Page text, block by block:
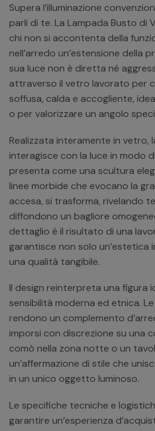
Supera l’illuminazione
parli di te. La Lampada Busto di
chi non si accontenta della
nell’arredo un’estensione della
sua luce non è diretta né
attraverso il vetro lavorato per
soffusa, calda e accogliente,
o per valorizzare un angolo
Realizzata interamente in vetro,
interagisce con la luce in modo
presenta come una scultura
linee morbide che evocano la
accesa, si trasforma, rivelando
diffondono un bagliore
dettaglio è il risultato di una
garantisce non solo un’estetica
una qualità tangibile.
Il design reinterpreta una figura
sensibilità moderna ed etnica.
rendono un complemento
imporsi con discrezione su una
comò nella zona notte o un
un’affermazione di stile che
in un unico oggetto luminoso.
Le specifiche tecniche e
garantire un’esperienza